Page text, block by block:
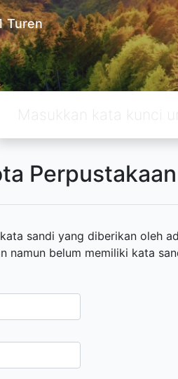
Turen
Perpustakaan
sandi yang diberikan oleh
namun belum memiliki kata